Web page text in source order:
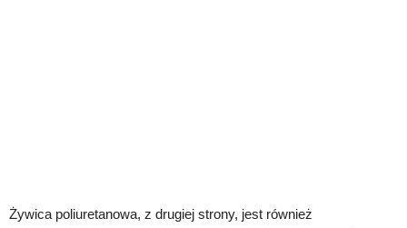
Żywica poliuretanowa, z drugiej strony, jest również